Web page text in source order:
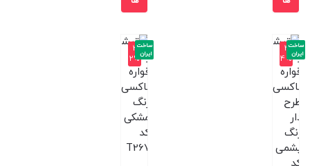
-4
4%
ساخت
ایران
-3
2%
ساخت
ایران